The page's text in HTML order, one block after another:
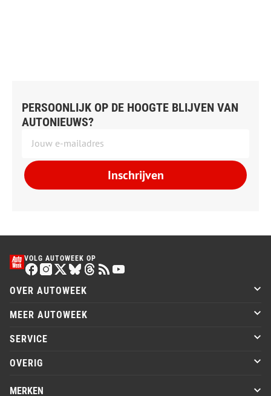
PERSOONLIJK OP DE HOOGTE BLIJVEN VAN
AUTONIEUWS?
Inschrijven
VOLG AUTOWEEK OP
OVER AUTOWEEK
MEER AUTOWEEK
SERVICE
OVERIG
MERKEN